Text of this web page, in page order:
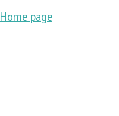
Home page